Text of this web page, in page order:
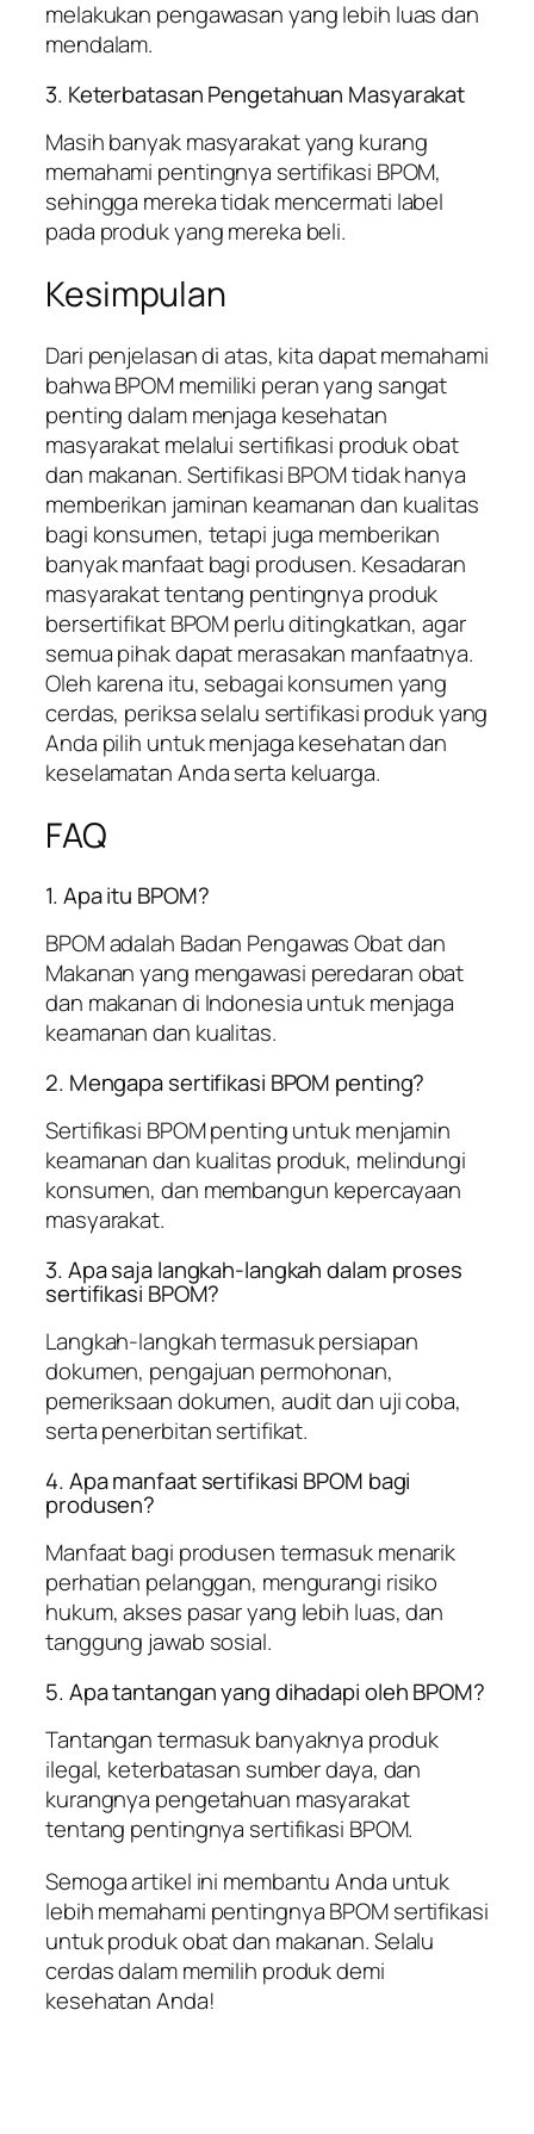
melakukan pengawasan yang lebih luas dan
mendalam.
3. Keterbatasan Pengetahuan Masyarakat
Masih banyak masyarakat yang kurang
memahami pentingnya sertifikasi BPOM,
sehingga mereka tidak mencermati label
pada produk yang mereka beli.
Kesimpulan
Dari penjelasan di atas, kita dapat memahami
bahwa BPOM memiliki peran yang sangat
penting dalam menjaga kesehatan
masyarakat melalui sertifikasi produk obat
dan makanan. Sertifikasi BPOM tidak hanya
memberikan jaminan keamanan dan kualitas
bagi konsumen, tetapi juga memberikan
banyak manfaat bagi produsen. Kesadaran
masyarakat tentang pentingnya produk
bersertifikat BPOM perlu ditingkatkan, agar
semua pihak dapat merasakan manfaatnya.
Oleh karena itu, sebagai konsumen yang
cerdas, periksa selalu sertifikasi produk yang
Anda pilih untuk menjaga kesehatan dan
keselamatan Anda serta keluarga.
FAQ
1. Apa itu BPOM?
BPOM adalah Badan Pengawas Obat dan
Makanan yang mengawasi peredaran obat
dan makanan di Indonesia untuk menjaga
keamanan dan kualitas.
2. Mengapa sertifikasi BPOM penting?
Sertifikasi BPOM penting untuk menjamin
keamanan dan kualitas produk, melindungi
konsumen, dan membangun kepercayaan
masyarakat.
3. Apa saja langkah-langkah dalam proses
sertifikasi BPOM?
Langkah-langkah termasuk persiapan
dokumen, pengajuan permohonan,
pemeriksaan dokumen, audit dan uji coba,
serta penerbitan sertifikat.
4. Apa manfaat sertifikasi BPOM bagi
produsen?
Manfaat bagi produsen termasuk menarik
perhatian pelanggan, mengurangi risiko
hukum, akses pasar yang lebih luas, dan
tanggung jawab sosial.
5. Apa tantangan yang dihadapi oleh BPOM?
Tantangan termasuk banyaknya produk
ilegal, keterbatasan sumber daya, dan
kurangnya pengetahuan masyarakat
tentang pentingnya sertifikasi BPOM.
Semoga artikel ini membantu Anda untuk
lebih memahami pentingnya BPOM sertifikasi
untuk produk obat dan makanan. Selalu
cerdas dalam memilih produk demi
kesehatan Anda!